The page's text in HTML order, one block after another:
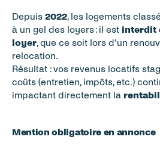
Depuis 2022, les logements
à un gel des loyers : il est interdit
loyer, que ce soit lors d’un
relocation.
Résultat : vos revenus locatifs
coûts (entretien, impôts, etc.)
impactant directement la
Mention obligatoire en annonce